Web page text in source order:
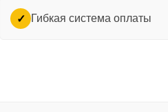
✓ Гибкая система оплаты